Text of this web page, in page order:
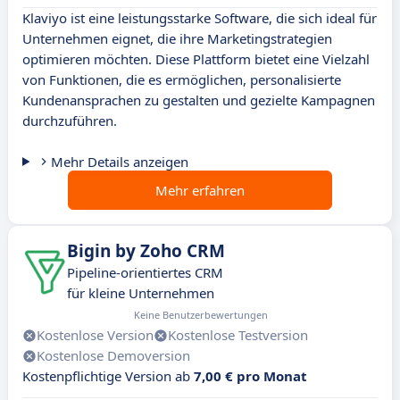
Klaviyo ist eine leistungsstarke Software, die sich ideal für
Unternehmen eignet, die ihre Marketingstrategien
optimieren möchten. Diese Plattform bietet eine Vielzahl
von Funktionen, die es ermöglichen, personalisierte
Kundenansprachen zu gestalten und gezielte Kampagnen
durchzuführen.
Mehr Details anzeigen
Mehr erfahren
Bigin by Zoho CRM
Pipeline-orientiertes CRM
für kleine Unternehmen
Keine Benutzerbewertungen
Kostenlose Version
Kostenlose Testversion
Kostenlose Demoversion
Kostenpflichtige Version ab 7,00 € pro Monat